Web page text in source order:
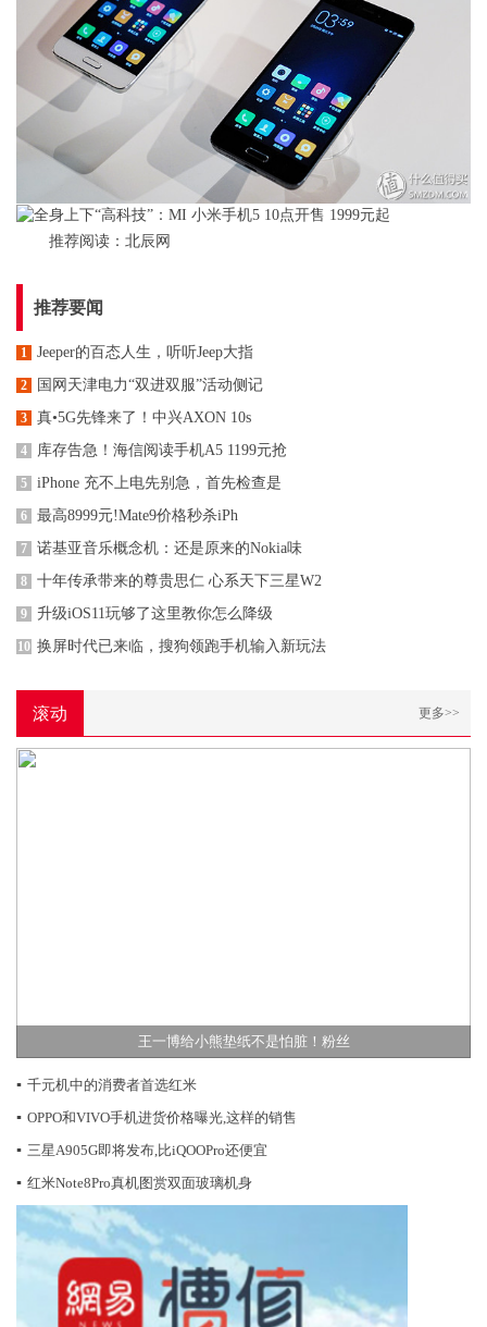
推荐阅读： 北辰网
推荐要闻
1 Jeeper的百态人生，听听Jeep大指
2 国网天津电力“双进双服”活动侧记
3 真•5G先锋来了！中兴AXON 10s
4 库存告急！海信阅读手机A5 1199元抢
5 iPhone 充不上电先别急，首先检查是
6 最高8999元!Mate9价格秒杀iPh
7 诺基亚音乐概念机：还是原来的Nokia味
8 十年传承带来的尊贵思仁 心系天下三星W2
9 升级iOS11玩够了这里教你怎么降级
10 换屏时代已来临，搜狗领跑手机输入新玩法
滚动 更多>>
王一博给小熊垫纸不是怕脏！粉丝
▪ 千元机中的消费者首选红米
▪ OPPO和VIVO手机进货价格曝光,这样的销售
▪ 三星A905G即将发布,比iQOOPro还便宜
▪ 红米Note8Pro真机图赏双面玻璃机身